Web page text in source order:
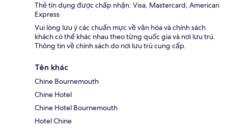
Thẻ tín dụng được chấp nhận: Visa, Mastercard, American
Express
Vui lòng lưu ý các chuẩn mực về văn hóa và chính sách
khách có thể khác nhau theo từng quốc gia và nơi lưu trú.
Thông tin về chính sách do nơi lưu trú cung cấp.
Tên khác
Chine Bournemouth
Chine Hotel
Chine Hotel Bournemouth
Hotel Chine